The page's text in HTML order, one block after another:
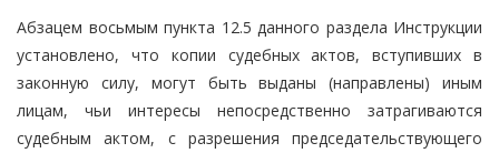
Абзацем восьмым пункта 12.5 данного раздела Инструкции
установлено, что копии судебных актов, вступивших в
законную силу, могут быть выданы (направлены) иным
лицам, чьи интересы непосредственно затрагиваются
судебным актом, с разрешения председательствующего